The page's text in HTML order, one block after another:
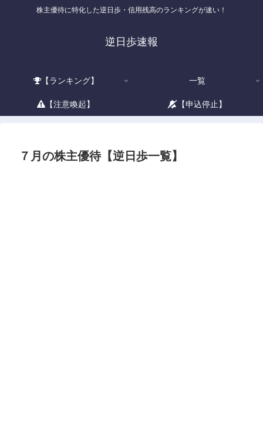
株主優待に特化した逆日歩・信用残高のランキングが速い！
逆日歩速報
【ランキング】 一覧
【注意喚起】 【申込停止】
７月の株主優待【逆日歩一覧】